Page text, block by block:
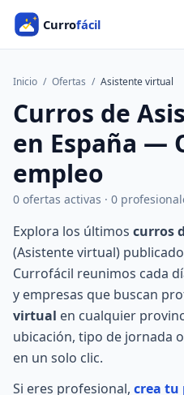
Inicio / Ofertas / Asistente virtual
Curros de
en España —
empleo
0 ofertas activas · 0
Explora los últimos curros
(Asistente virtual)
Currofácil reunimos cada
y empresas que buscan
virtual en cualquier
ubicación, tipo de jornada
en un solo clic.
Si eres profesional, crea tu